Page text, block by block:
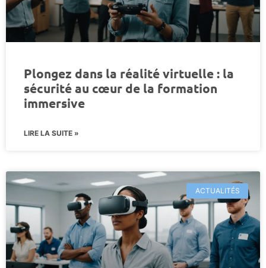
Plongez dans la réalité virtuelle : la
sécurité au cœur de la formation
immersive
LIRE LA SUITE »
ACTUALITÉS